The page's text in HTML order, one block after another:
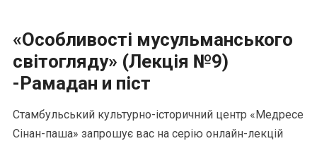
«Особливості мусульманського
світогляду» (Лекція №9)
-Рамадан и піст
Стамбульський культурно-історичний центр «Медресе
Сінан-паша» запрошує вас на серію онлайн-лекцій